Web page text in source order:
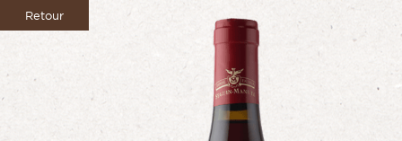
Retour